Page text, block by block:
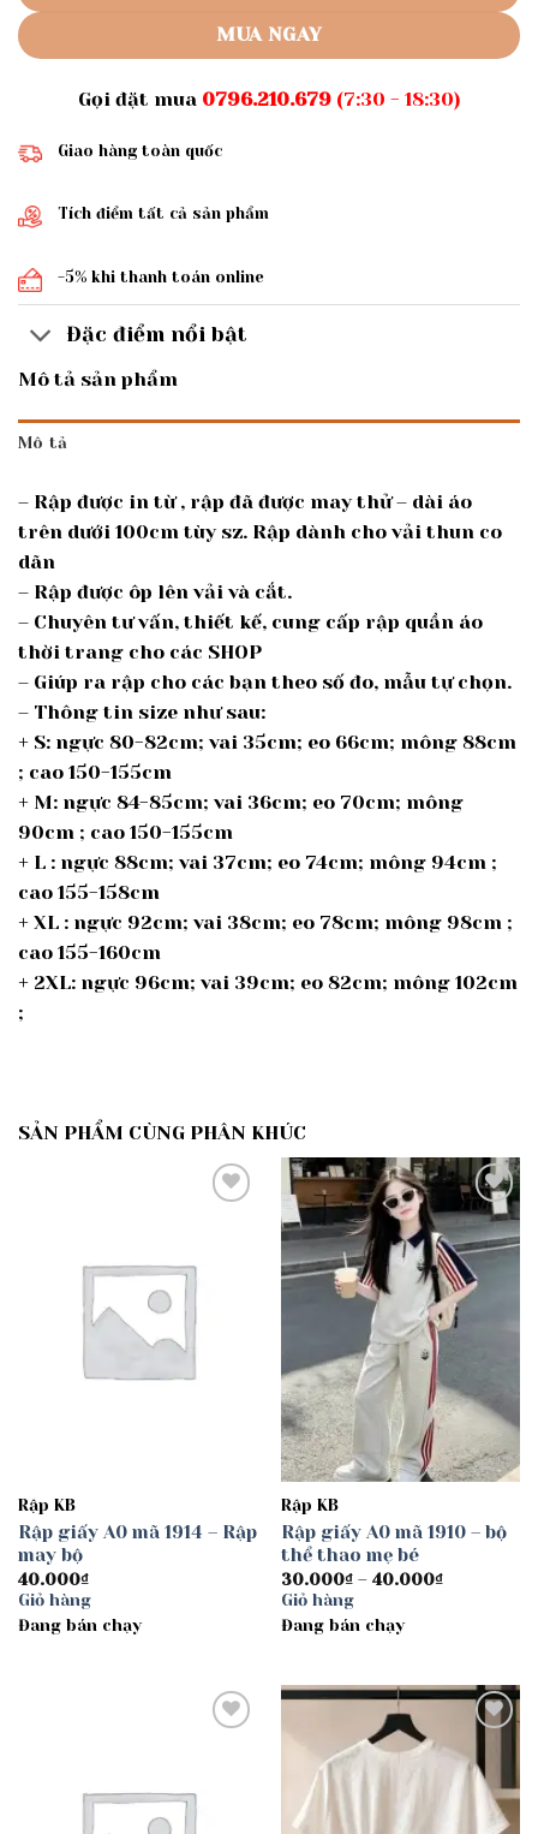
MUA NGAY
Gọi đặt mua 0796.210.679(7:30 - 18:30)
Giao hàng toàn quốc
Tích điểm tất cả sản phẩm
-5% khi thanh toán online
Đặc điểm nổi bật
Mô tả sản phẩm
Mô tả
– Rập được in từ , rập đã được may thử – dài áo
trên dưới 100cm tùy sz. Rập dành cho vải thun co
dãn
– Rập được ôp lên vải và cắt.
– Chuyên tư vấn, thiết kế, cung cấp rập quần áo
thời trang cho các SHOP
– Giúp ra rập cho các bạn theo số đo, mẫu tự chọn.
– Thông tin size như sau:
+ S: ngực 80-82cm; vai 35cm; eo 66cm; mông 88cm
; cao 150-155cm
+ M: ngực 84-85cm; vai 36cm; eo 70cm; mông
90cm ; cao 150-155cm
+ L : ngực 88cm; vai 37cm; eo 74cm; mông 94cm ;
cao 155-158cm
+ XL : ngực 92cm; vai 38cm; eo 78cm; mông 98cm ;
cao 155-160cm
+ 2XL: ngực 96cm; vai 39cm; eo 82cm; mông 102cm
;
SẢN PHẨM CÙNG PHÂN KHÚC
Rập KB
Rập giấy A0 mã 1914 – Rập
may bộ
40.000₫
Giỏ hàng
Đang bán chạy
Add to
wishlist
Rập KB
Rập giấy A0 mã 1910 – bộ
thể thao mẹ bé
30.000₫ – 40.000₫Khoảng
Giỏ hàng
Đang bán chạy
wishlist